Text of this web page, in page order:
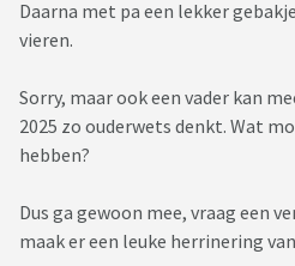
Daarna met pa een lekker
vieren.
Sorry, maar ook een vader kan
2025 zo ouderwets denkt. Wat
hebben?
Dus ga gewoon mee, vraag een
maak er een leuke herrinering